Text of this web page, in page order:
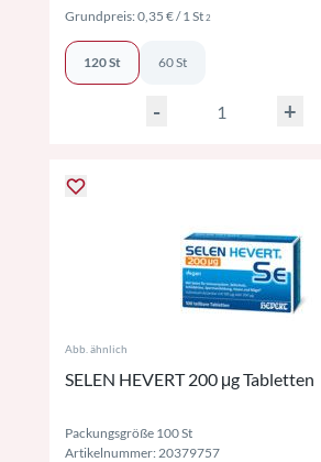
Grundpreis:0,35 €/ 1 St 2Preise inkl. MwSt.
120 St 60 St
- +
Abb. ähnlich
SELEN HEVERT 200 μg Tabletten
Packungsgröße 100 St
Artikelnummer: 20379757